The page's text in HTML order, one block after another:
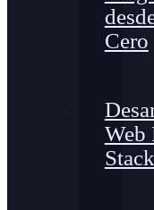
Cero
Web
Stack